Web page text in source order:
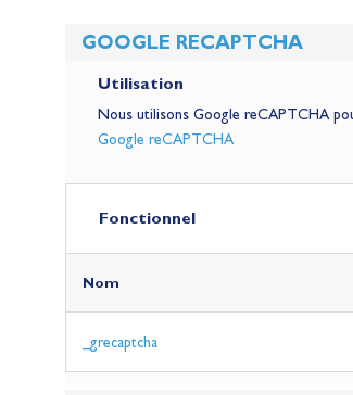
GOOGLE RECAPTCHA
Utilisation
Nous utilisons Google reCAPTCHA
Google reCAPTCHA
Fonctionnel
Nom
_grecaptcha